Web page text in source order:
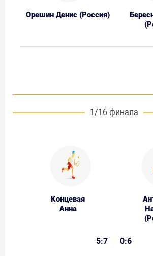
Орешин Денис (Россия)
1/16 финала
Концевая
Анна
5:7 0:6